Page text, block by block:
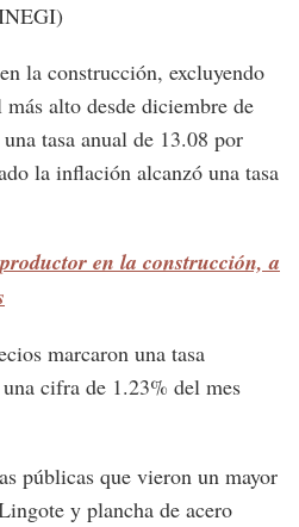
la construcción, excluyendo
alto desde diciembre de
tasa anual de 13.08 por
la inflación alcanzó una tasa
en la construcción, a
marcaron una tasa
cifra de 1.23% del mes
públicas que vieron un mayor
y plancha de acero